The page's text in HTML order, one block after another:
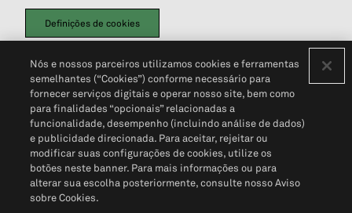
Definições de cookies
Política de PrivacidadePortal de privacidade do cliente (em inglês)
Não Venda Minhas Informações Pessoais© 2026 S&P Global
Nós e nossos parceiros utilizamos cookies e ferramentas
semelhantes (“Cookies”) conforme necessário para
fornecer serviços digitais e operar nosso site, bem como
para finalidades “opcionais” relacionadas a
funcionalidade, desempenho (incluindo análise de dados)
e publicidade direcionada. Para aceitar, rejeitar ou
modificar suas configurações de cookies, utilize os
botões neste banner. Para mais informações ou para
alterar sua escolha posteriormente, consulte nosso Aviso
sobre Cookies.